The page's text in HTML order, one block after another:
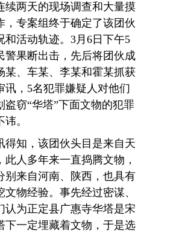
两天的现场调查和大量摸
，专案组终于确定了该团伙
和活动轨迹。3月6日下午5
警果断出击，先后将团伙成
某、车某、李某和霍某抓获
讯，5名犯罪嫌疑人对他们
盗窃“华塔”下面文物的犯罪
。
知，该团伙头目是来自天
此人多年来一直捣腾文物，
别来自河南、陕西，也具有
文物经验。事先经过密谋、
认为正定县广惠寺华塔是宋
下一定埋藏着文物，于是选